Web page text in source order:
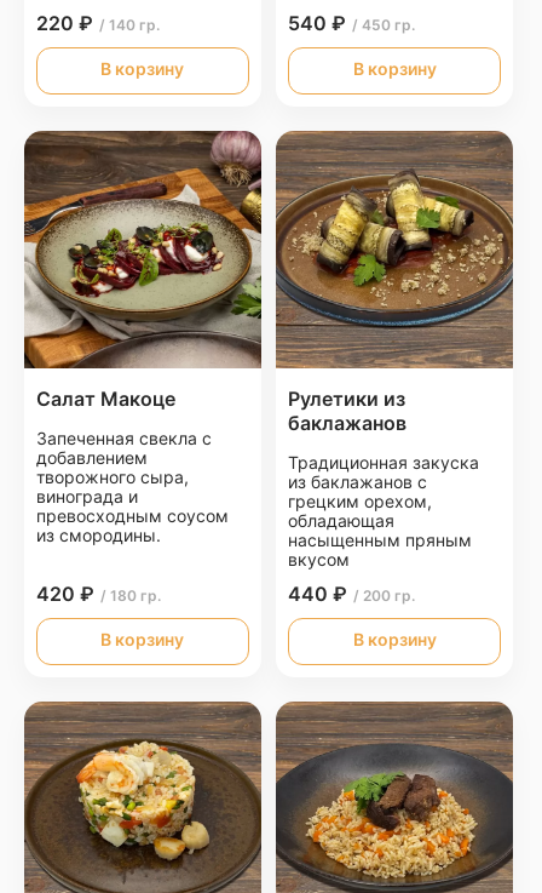
220 ₽ / 140 гр.
В корзину
540 ₽ / 450 гр.
В корзину
Салат Макоце
Запеченная свекла с
добавлением
творожного сыра,
винограда и
превосходным соусом
из смородины.
420 ₽ / 180 гр.
В корзину
Рулетики из
баклажанов
Традиционная закуска
из баклажанов с
грецким орехом,
обладающая
насыщенным пряным
вкусом
440 ₽ / 200 гр.
В корзину